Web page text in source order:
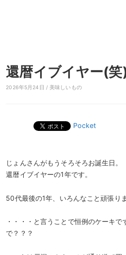
還暦イブイヤー(笑
2026年5月24日 / 美味しいもの
Pocket
じょんさんがもうそろそろお誕生日。
還暦イブイヤーの1年です。
50代最後の1年、いろんなこと頑張り
・・・・と言うことで恒例のケー
で？？？